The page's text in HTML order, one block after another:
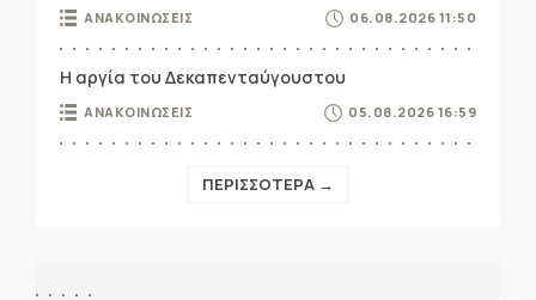
ΑΝΑΚΟΙΝΩΣΕΙΣ 06.08.2026 11:50
Η αργία του Δεκαπενταύγουστου
ΑΝΑΚΟΙΝΩΣΕΙΣ 05.08.2026 16:59
ΠΕΡΙΣΣΟΤΕΡΑ →